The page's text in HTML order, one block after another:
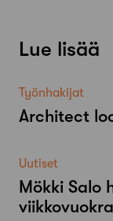
Lue lisää
Työnhakijat
Architect
Uutiset
Mökki Salo